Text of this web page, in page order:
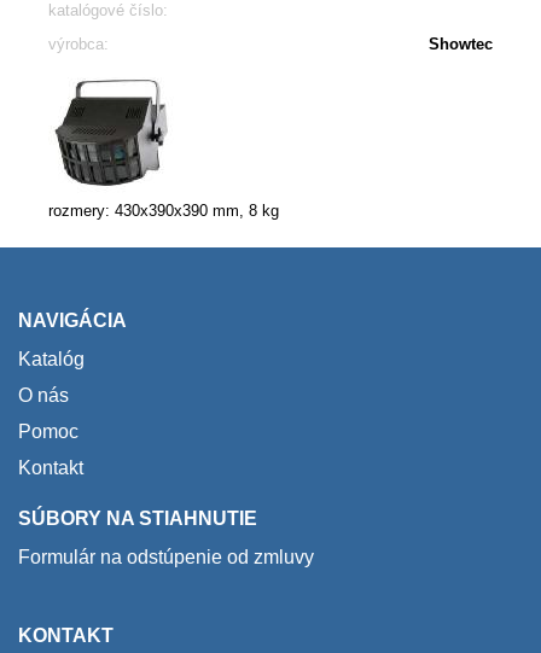
katalógové číslo:
výrobca:
Showtec
rozmery: 430x390x390 mm, 8 kg
NAVIGÁCIA
Katalóg
O nás
Pomoc
Kontakt
SÚBORY NA STIAHNUTIE
Formulár na odstúpenie od zmluvy
KONTAKT